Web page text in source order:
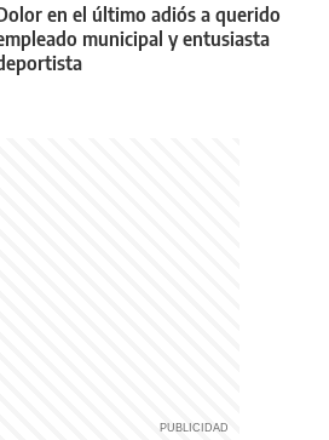
en el último adiós a querido
municipal y entusiasta